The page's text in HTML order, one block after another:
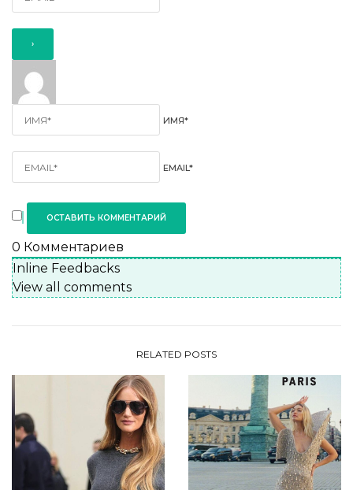
ИМЯ*
EMAIL*
0 Комментариев
Inline Feedbacks
View all comments
RELATED POSTS